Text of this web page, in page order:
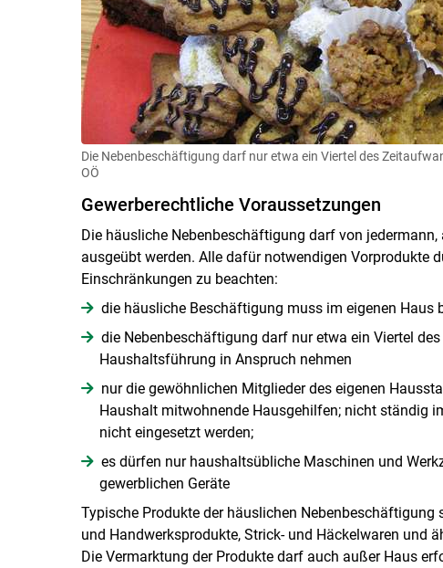
Die Nebenbeschäftigung darf nur etwa ein Viertel des
OÖ
Gewerberechtliche Voraussetzungen
Die häusliche Nebenbeschäftigung darf von
ausgeübt werden. Alle dafür notwendigen Vorprodukte
Einschränkungen zu beachten:
die häusliche Beschäftigung muss im eigenen Haus
die Nebenbeschäftigung darf nur etwa ein Viertel
Haushaltsführung in Anspruch nehmen
nur die gewöhnlichen Mitglieder des eigenen
Haushalt mitwohnende Hausgehilfen; nicht ständig
nicht eingesetzt werden;
es dürfen nur haushaltsübliche Maschinen und
gewerblichen Geräte
Typische Produkte der häuslichen
und Handwerksprodukte, Strick- und Häckelwaren und
Die Vermarktung der Produkte darf auch außer Haus